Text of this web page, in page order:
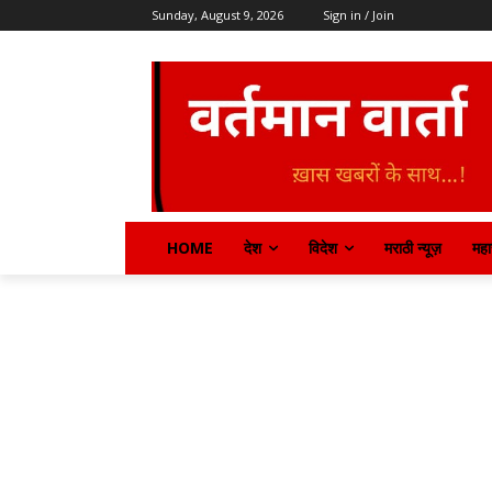
Sunday, August 9, 2026 Sign in / Join
HOME देश विदेश मराठी न्यूज़